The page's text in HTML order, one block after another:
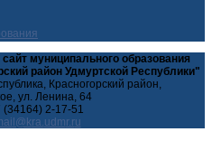
муниципального образования
район Удмуртской Республики"
Красногорский район,
ул. Ленина, 64
(34164) 2-17-51